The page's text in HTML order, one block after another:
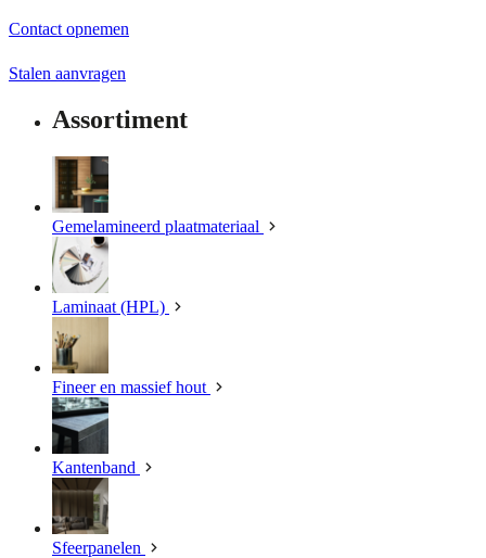
Contact opnemen
Stalen aanvragen
Assortiment
Gemelamineerd plaatmateriaal
Laminaat (HPL)
Fineer en massief hout
Kantenband
Sfeerpanelen